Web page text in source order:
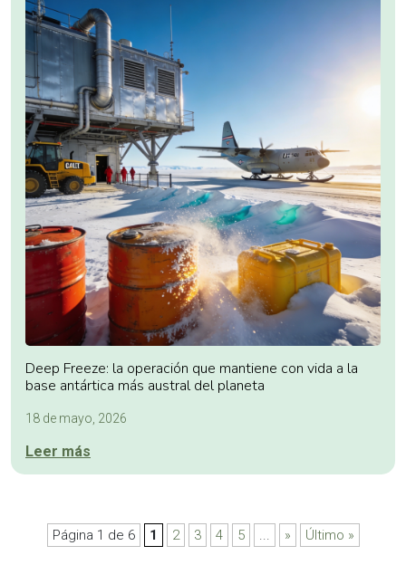
Deep Freeze: la operación que mantiene con vida a la
base antártica más austral del planeta
18 de mayo, 2026
Leer más
Página 1 de 6 1 2 3 4 5 ... » Último »